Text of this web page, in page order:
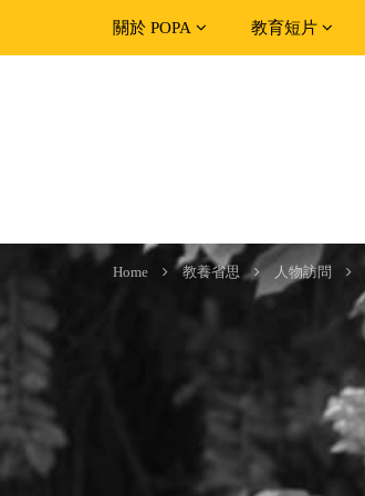
關於 POPA 教育短片
Home 教養省思 人物訪問